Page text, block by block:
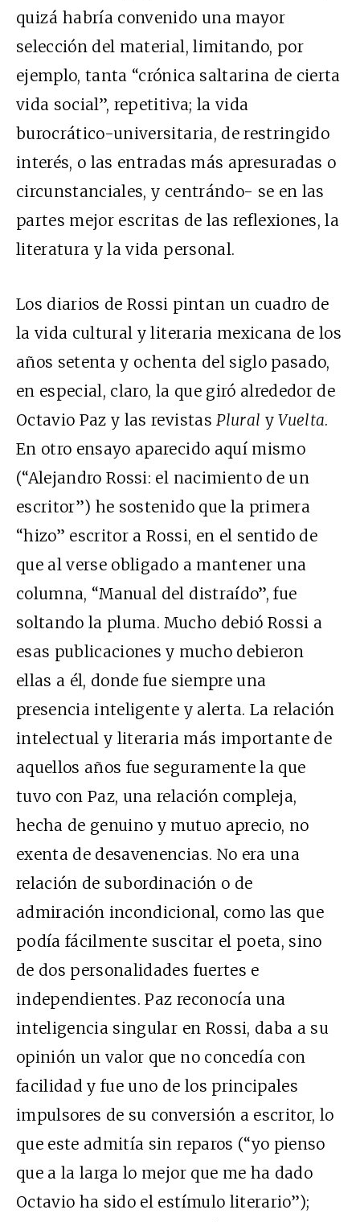
quizá habría convenido una mayor
selección del material, limitando, por
ejemplo, tanta “crónica saltarina de cierta
vida social”, repetitiva; la vida
burocrático-universitaria, de restringido
interés, o las entradas más apresuradas o
circunstanciales, y centrándo- se en las
partes mejor escritas de las reflexiones, la
literatura y la vida personal.
Los diarios de Rossi pintan un cuadro de
la vida cultural y literaria mexicana de los
años setenta y ochenta del siglo pasado,
en especial, claro, la que giró alrededor de
Octavio Paz y las revistasPlural yVuelta.
En otro ensayo aparecido aquí mismo
(“Alejandro Rossi: el nacimiento de un
escritor”) he sostenido que la primera
“hizo” escritor a Rossi, en el sentido de
que al verse obligado a mantener una
columna, “Manual del distraído”, fue
soltando la pluma. Mucho debió Rossi a
esas publicaciones y mucho debieron
ellas a él, donde fue siempre una
presencia inteligente y alerta. La relación
intelectual y literaria más importante de
aquellos años fue seguramente la que
tuvo con Paz, una relación compleja,
hecha de genuino y mutuo aprecio, no
exenta de desavenencias. No era una
relación de subordinación o de
admiración incondicional, como las que
podía fácilmente suscitar el poeta, sino
de dos personalidades fuertes e
independientes. Paz reconocía una
inteligencia singular en Rossi, daba a su
opinión un valor que no concedía con
facilidad y fue uno de los principales
impulsores de su conversión a escritor, lo
que este admitía sin reparos (“yo pienso
que a la larga lo mejor que me ha dado
Octavio ha sido el estímulo literario”);